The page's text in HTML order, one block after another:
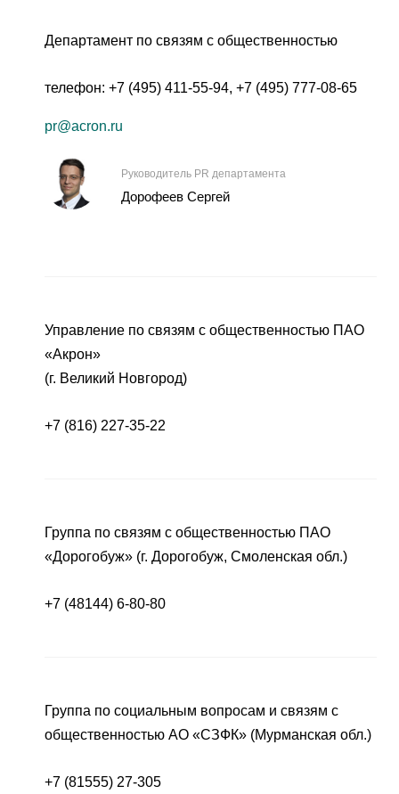
Департамент по связям с общественностью
телефон: +7 (495) 411-55-94, +7 (495) 777-08-65
pr@acron.ru
Руководитель PR департамента
Дорофеев Сергей
Управление по связям с общественностью ПАО
«Акрон»
(г. Великий Новгород)
+7 (816) 227-35-22
Группа по связям с общественностью ПАО
«Дорогобуж» (г. Дорогобуж, Смоленская обл.)
+7 (48144) 6-80-80
Группа по социальным вопросам и связям с
общественностью АО «СЗФК» (Мурманская обл.)
+7 (81555) 27-305